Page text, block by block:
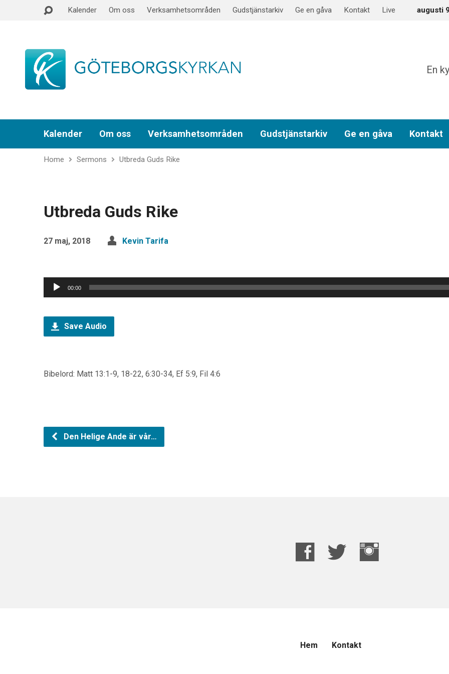
Kalender Om oss Verksamhetsområden Gudstjänstarkiv Ge en gåva Kontakt Live augusti
En
Kalender Om oss Verksamhetsområden Gudstjänstarkiv Ge en gåva Kontakt
Home Sermons Utbreda Guds Rike
Utbreda Guds Rike
27 maj, 2018 Kevin Tarifa
Ljudspelare
00:00
Save Audio
Bibelord: Matt 13:1-9, 18-22, 6:30-34, Ef 5:9, Fil 4:6
Den Helige Ande är vår…
Hem Kontakt